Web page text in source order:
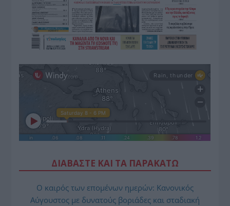
ΔΙΑΒΑΣΤΕ ΚΑΙ ΤΑ ΠΑΡΑΚΑΤΩ
Ο καιρός των επομένων ημερών: Κανονικός
Αύγουστος με δυνατούς βοριάδες και σταδιακή